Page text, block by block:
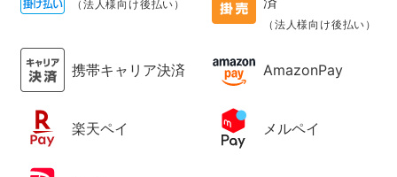
（法人様向け後払い）
（法人様向け後払い）
携帯キャリア決済 AmazonPay
楽天ペイ メルペイ